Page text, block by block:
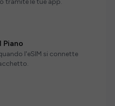
tramite le tue app.
l'eSIM si connette